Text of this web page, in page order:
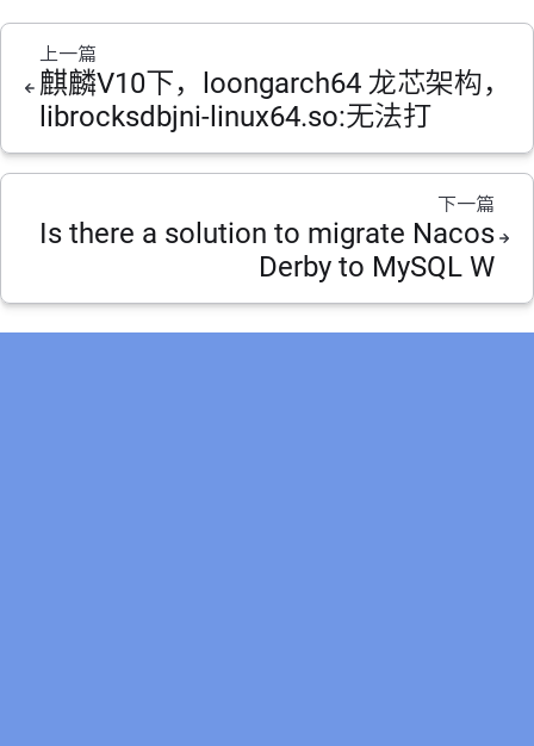
上一篇
麒麟V10下，loongarch64 龙芯架构，
librocksdbjni-linux64.so:无法打
下一篇
Is there a solution to migrate Nacos
Derby to MySQL W